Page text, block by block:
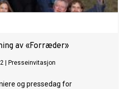
av «Forræder»
Presseinvitasjon
og pressedag for